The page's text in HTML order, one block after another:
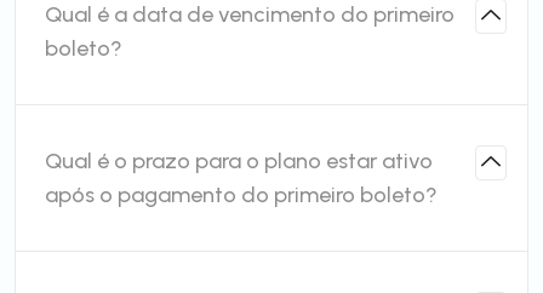
Qual é a data de vencimento do primeiro
boleto?
Qual é o prazo para o plano estar ativo
após o pagamento do primeiro boleto?